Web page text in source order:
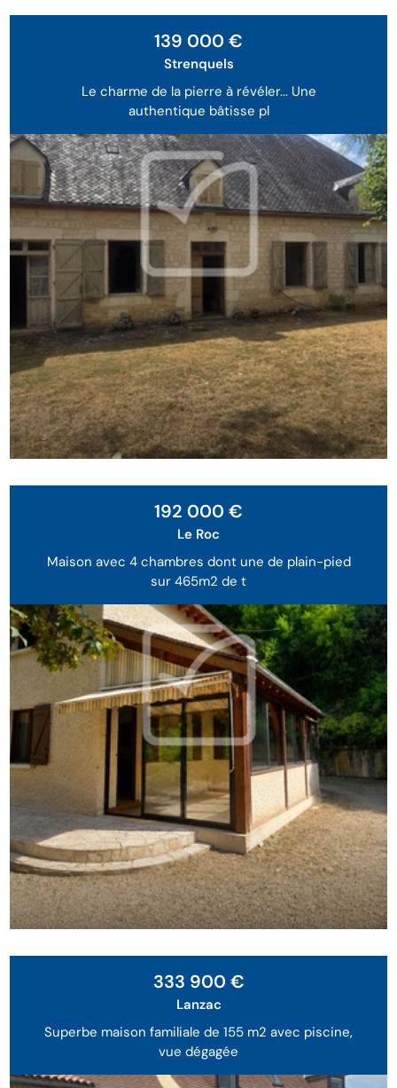
Le charme de la pierre à révéler... Une
authentique bâtisse pl
139 000 €
Strenquels
Maison avec 4 chambres dont une de plain-pied
sur 465m2 de t
192 000 €
Le Roc
Superbe maison familiale de 155 m2 avec piscine,
vue dégagée
333 900 €
Lanzac